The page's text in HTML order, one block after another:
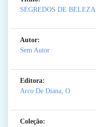
SEGREDOS DE BELEZA
Autor:
Sem Autor
Editora:
Arco De Diana, O
Coleção: